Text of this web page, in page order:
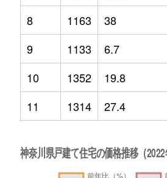
8
1163 38
9
1133 6.7
10
1352 19.8
11
1314 27.4